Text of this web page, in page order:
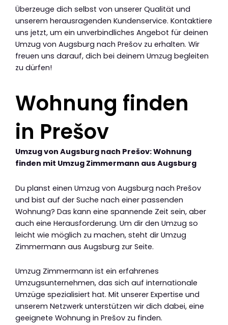
Überzeuge dich selbst von unserer Qualität und
unserem herausragenden Kundenservice. Kontaktiere
uns jetzt, um ein unverbindliches Angebot für deinen
Umzug von Augsburg nach Prešov zu erhalten. Wir
freuen uns darauf, dich bei deinem Umzug begleiten
zu dürfen!
Wohnung finden
in Prešov
Umzug von Augsburg nach Prešov: Wohnung
finden mit Umzug Zimmermann aus Augsburg
Du planst einen Umzug von Augsburg nach Prešov
und bist auf der Suche nach einer passenden
Wohnung? Das kann eine spannende Zeit sein, aber
auch eine Herausforderung. Um dir den Umzug so
leicht wie möglich zu machen, steht dir Umzug
Zimmermann aus Augsburg zur Seite.
Umzug Zimmermann ist ein erfahrenes
Umzugsunternehmen, das sich auf internationale
Umzüge spezialisiert hat. Mit unserer Expertise und
unserem Netzwerk unterstützen wir dich dabei, eine
geeignete Wohnung in Prešov zu finden.